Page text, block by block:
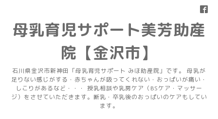
母乳育児サポート美芳助産
院【金沢市】
石川県金沢市新神田「母乳育児サポート みほ助産院」です。 母乳が
足りない感じがする・赤ちゃんが吸ってくれない・おっぱいが痛い・
しこりがあるなど・・・ 授乳相談や乳房ケア（BSケア・マッサー
ジ）をさせていただきます。断乳・卒乳後のおっぱいのケアもしてい
ます。